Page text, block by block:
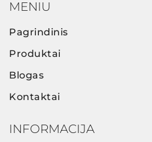
MENIU
Pagrindinis
Produktai
Blogas
Kontaktai
INFORMACIJA